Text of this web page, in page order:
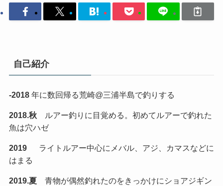
自己紹介
-2018年に数回帰る荒崎@三浦半島で釣りする
2018.秋ルアー釣りに目覚める。初めてルアーで釣れた
魚は穴ハゼ
2019ライトルアー中心にメバル、アジ、カマスなどに
はまる
2019.夏青物が偶然釣れたのをきっかけにショアジギン